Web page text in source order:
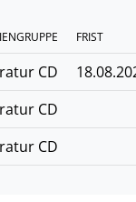
FRIST
CD
CD
CD